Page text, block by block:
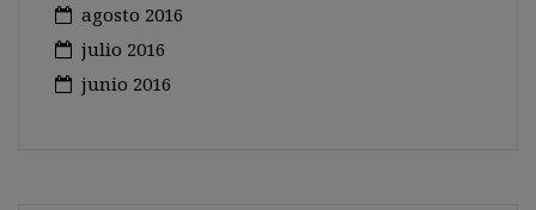
agosto 2016
julio 2016
junio 2016